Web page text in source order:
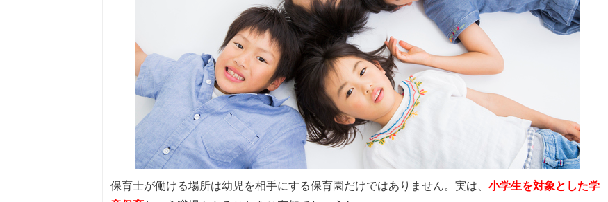
保育士が働ける場所は幼児を相手にする保育園だけではありません。実は、 小学生を対象とした学